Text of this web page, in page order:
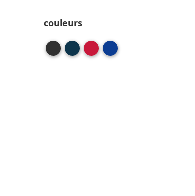
couleurs